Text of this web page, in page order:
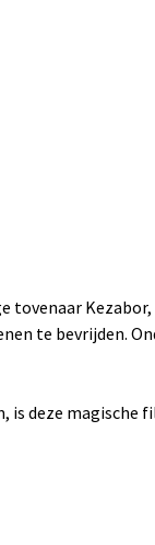
tovenaar
te bevrijden.
is deze